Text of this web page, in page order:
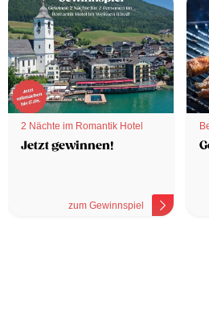
2 Nächte im Romantik Hotel
Jetzt gewinnen!
zum Gewinnspiel